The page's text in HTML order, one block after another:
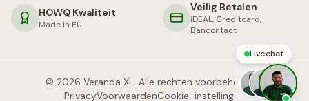
HOWQ Kwaliteit
Made in EU
Veilig Betalen
iDEAL, Creditcard,
Bancontact
© 2026 Veranda XL. Alle rechten voorbehouden.
PrivacyVoorwaardenCookie-instellingen
Livechat